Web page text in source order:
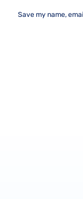
Save my name,